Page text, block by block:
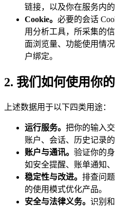
链接，以及你在服务内的
Cookie。 必要的会话
用分析工具，所采集的
面浏览量、功能使用情
户绑定。
2. 我们如何使用你
上述数据用于以下四类用途：
运行服务。 把你的输入
账户、会话、历史记录的
账户与通讯。 验证你的
如安全提醒、账单通知、
稳定性与改进。 排查问
的使用模式优化产品。
安全与法律义务。 识别